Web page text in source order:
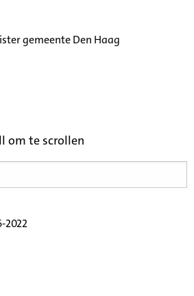
gemeente Den Haag
om te scrollen
2022